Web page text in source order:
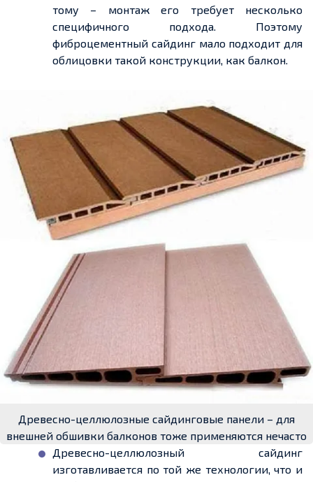
тому – монтаж его требует несколько
специфичного подхода. Поэтому
фиброцементный сайдинг мало подходит для
облицовки такой конструкции, как балкон.
Древесно-целлюлозные сайдинговые панели – для
внешней обшивки балконов тоже применяются нечасто
Древесно-целлюлозный сайдинг
изготавливается по той же технологии, что и